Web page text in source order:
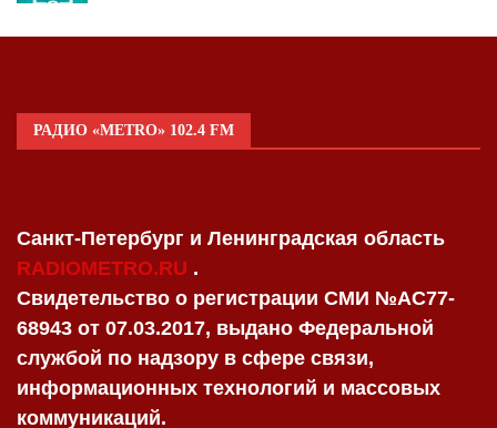
РАДИО «METRO» 102.4 FM
Санкт-Петербург и Ленинградская область
RADIOMETRO.RU .
Свидетельство о регистрации СМИ №AC77-
68943 от 07.03.2017, выдано Федеральной
службой по надзору в сфере связи,
информационных технологий и массовых
коммуникаций.